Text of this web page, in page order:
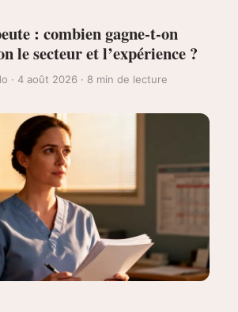
: combien gagne-t-on
le secteur et l’expérience ?
· 4 août 2026 · 8 min de lecture